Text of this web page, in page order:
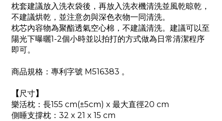
枕套建議放入洗衣袋後，再放入洗衣機清洗並風乾晾乾，
不建議烘乾，並注意勿與深色衣物一同清洗。
枕芯內容物為聚酯透氣空心棉，不建議清洗。建議可以至
陽光下曝曬1-2個小時並以拍打的方式做為日常清潔程序
即可。
商品規格：專利字號 M516383 。
【尺寸】
樂活枕：長155 cm(±5cm) x 最大直徑20 cm
側睡支撐枕：32 x 21 x 15 cm